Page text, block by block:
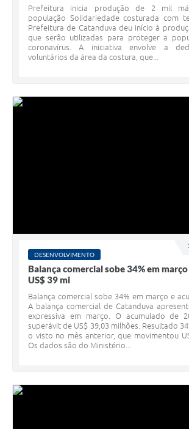
Prefeitura inicia produção de 2 mil
população Solidariedade costurada com
Prefeitura de Catanduva deu início à
que serão utilizadas para proteger a
coronavírus. A iniciativa envolve a
voluntários da área da costura, que...
DESENVOLVIMENTO
Balança comercial sobe 34% em
US$ 39 mi
Balança comercial sobe 34% em março e
A balança comercial de Catanduva
expressiva em março. O acumulado de
superávit de US$ 39,03 milhões. Resultado
o visto no mês anterior, que movimentou
Os dados são do Ministério...